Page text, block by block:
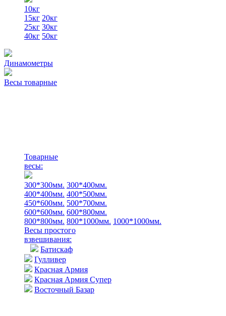
10кг
15кг 20кг
25кг 30кг
40кг 50кг
Динамометры
Весы товарные
Товарные
весы:
300*300мм. 300*400мм.
400*400мм. 400*500мм.
450*600мм. 500*700мм.
600*600мм. 600*800мм.
800*800мм. 800*1000мм. 1000*1000мм.
Весы простого
взвешивания:
Батискаф
Гулливер
Красная Армия
Красная Армия Супер
Восточный Базар